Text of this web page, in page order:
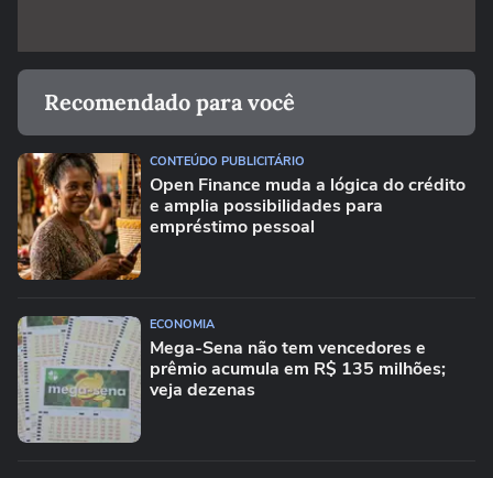
Recomendado para você
CONTEÚDO PUBLICITÁRIO
Open Finance muda a lógica do crédito
e amplia possibilidades para
empréstimo pessoal
ECONOMIA
Mega-Sena não tem vencedores e
prêmio acumula em R$ 135 milhões;
veja dezenas